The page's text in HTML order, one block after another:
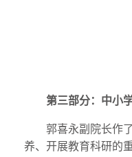
第三部分：中小
郭喜永副院长作
养、开展教育科研的